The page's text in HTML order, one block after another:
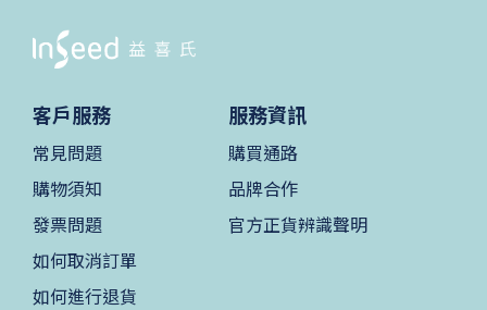
客戶服務
常見問題
購物須知
發票問題
如何取消訂單
如何進行退貨
服務資訊
購買通路
品牌合作
官方正貨辨識聲明